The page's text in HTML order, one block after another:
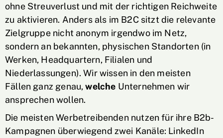
ohne Streuverlust und mit der richtigen Reichweite
zu aktivieren. Anders als im B2C sitzt die relevante
Zielgruppe nicht anonym irgendwo im Netz,
sondern an bekannten, physischen Standorten (in
Werken, Headquartern, Filialen und
Niederlassungen). Wir wissen in den meisten
Fällen ganz genau,welche Unternehmen wir
ansprechen wollen.
Die meisten Werbetreibenden nutzen für ihre B2b-
Kampagnen überwiegend zwei Kanäle: LinkedIn